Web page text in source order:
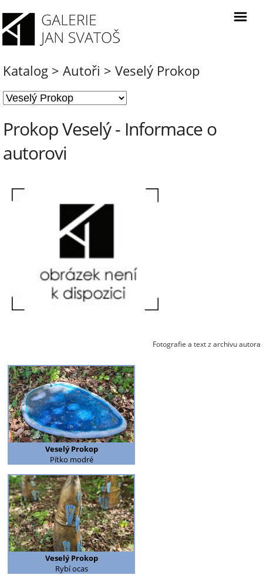
Katalog > Autoři > Veselý Prokop
Prokop Veselý - Informace o
autorovi
Fotografie a text z archivu autora
Veselý Prokop
Pítko modré
Veselý Prokop
Rybí ocas